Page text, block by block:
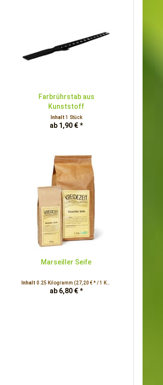
Farbrührstab aus
Kunststoff
Inhalt 1 Stück
ab 1,90 € *
Marseiller Seife
Inhalt 0.25 Kilogramm (27,20 € * / 1 Kilogramm)
ab 6,80 € *